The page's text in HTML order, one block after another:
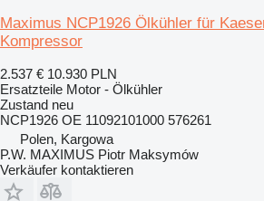
Maximus NCP1926 Ölkühler für
Kompressor
2.537 € 10.930 PLN
Ersatzteile Motor - Ölkühler
Zustand neu
NCP1926 OE 11092101000 576261
Polen, Kargowa
P.W. MAXIMUS Piotr Maksymów
Verkäufer kontaktieren